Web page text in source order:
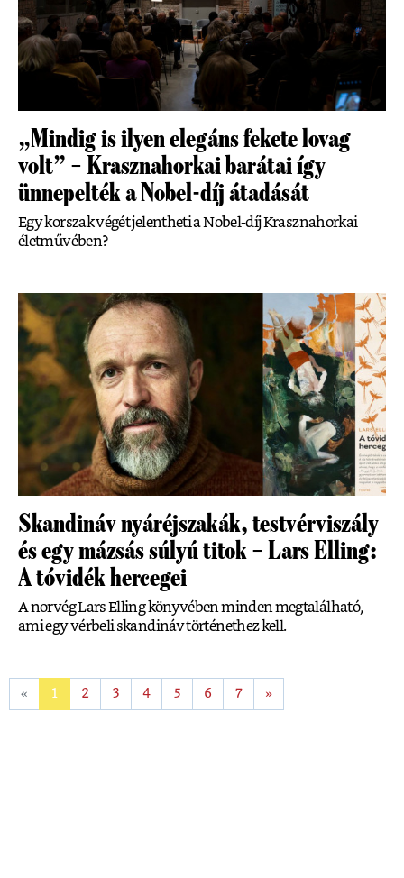
„Mindig is ilyen elegáns fekete lovag
volt” – Krasznahorkai barátai így
ünnepelték a Nobel-díj átadását
Egy korszak végét jelentheti a Nobel-díj Krasznahorkai
életművében?
Skandináv nyáréjszakák, testvérviszály
és egy mázsás súlyú titok – Lars Elling:
A tóvidék hercegei
A norvég Lars Elling könyvében minden megtalálható,
ami egy vérbeli skandináv történethez kell.
« 1 2 3 4 5 6 7 »